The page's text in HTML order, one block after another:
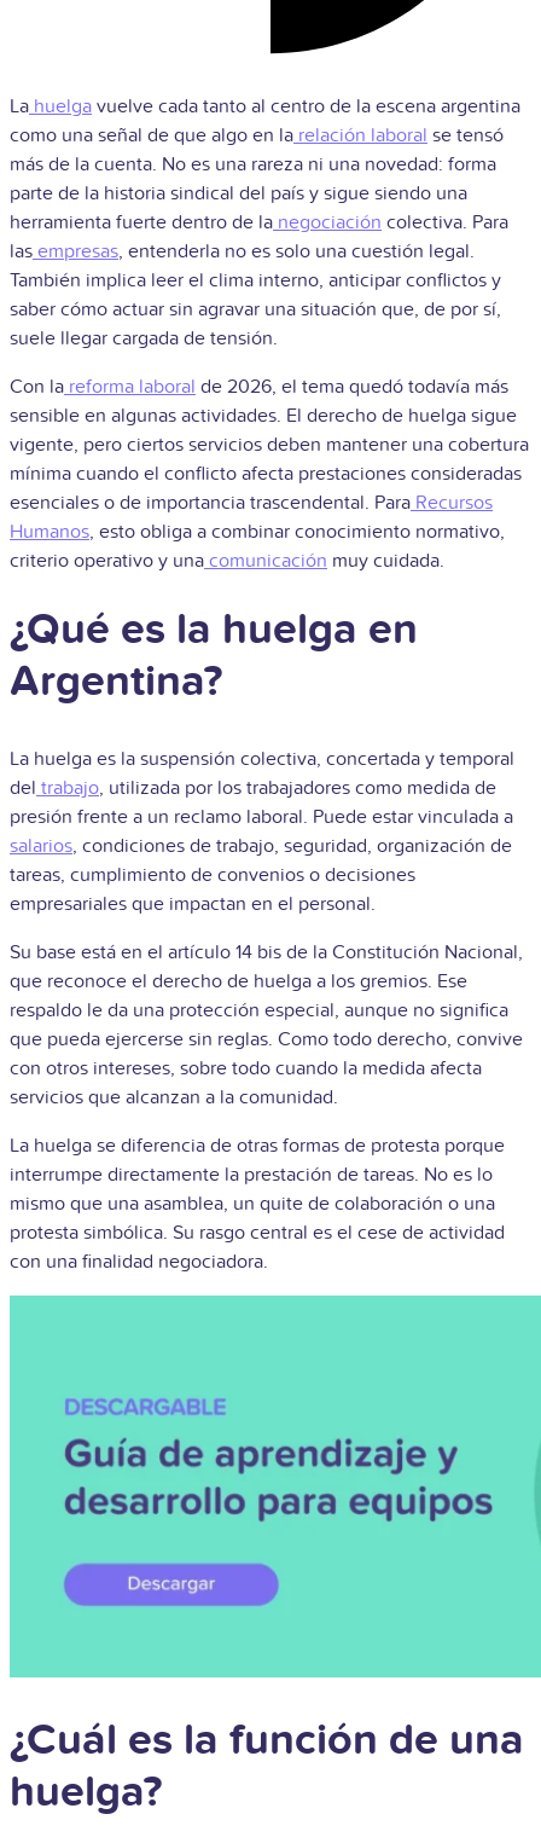
La huelga vuelve cada tanto al centro de la escena argentina
como una señal de que algo en la relación laboral se tensó
más de la cuenta. No es una rareza ni una novedad: forma
parte de la historia sindical del país y sigue siendo una
herramienta fuerte dentro de la negociación colectiva. Para
las empresas, entenderla no es solo una cuestión legal.
También implica leer el clima interno, anticipar conflictos y
saber cómo actuar sin agravar una situación que, de por sí,
suele llegar cargada de tensión.
Con la reforma laboral de 2026, el tema quedó todavía más
sensible en algunas actividades. El derecho de huelga sigue
vigente, pero ciertos servicios deben mantener una cobertura
mínima cuando el conflicto afecta prestaciones consideradas
esenciales o de importancia trascendental. Para Recursos
Humanos, esto obliga a combinar conocimiento normativo,
criterio operativo y una comunicación muy cuidada.
¿Qué es la huelga en
Argentina?
La huelga es la suspensión colectiva, concertada y temporal
del trabajo, utilizada por los trabajadores como medida de
presión frente a un reclamo laboral. Puede estar vinculada a
salarios, condiciones de trabajo, seguridad, organización de
tareas, cumplimiento de convenios o decisiones
empresariales que impactan en el personal.
Su base está en el artículo 14 bis de la Constitución Nacional,
que reconoce el derecho de huelga a los gremios. Ese
respaldo le da una protección especial, aunque no significa
que pueda ejercerse sin reglas. Como todo derecho, convive
con otros intereses, sobre todo cuando la medida afecta
servicios que alcanzan a la comunidad.
La huelga se diferencia de otras formas de protesta porque
interrumpe directamente la prestación de tareas. No es lo
mismo que una asamblea, un quite de colaboración o una
protesta simbólica. Su rasgo central es el cese de actividad
con una finalidad negociadora.
¿Cuál es la función de una
huelga?